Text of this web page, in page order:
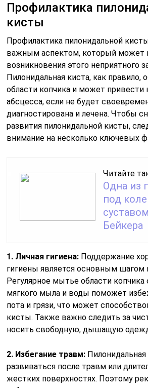
Профилактика
кисты
Профилактика пилонидальной
важным аспектом, который может
возникновения этого неприятного
Пилонидальная киста, как правило,
области копчика и может привести
абсцесса, если не будет
диагностирована и лечена. Чтобы
развития пилонидальной кисты,
внимание на несколько ключевых
Читайте
Одна из
под
Бейкера
1. Личная гигиена: Поддержание
гигиены является основным шагом
Регулярное мытье области
мягкого мыла и воды поможет
пота и грязи, что может
кисты. Также важно следить за
носить свободную, дышащую
2. Избегание травм:
развиваться после травм или
жестких поверхностях. Поэтому